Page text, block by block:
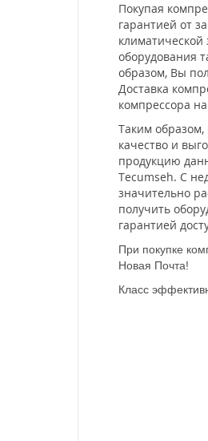
Покупая
гарантией от
оборудования
образом, Вы
Доставка
компрессора
Таким
качество и
продукцию
Tecumseh. С
значительно
получить
гарантией
При покупке
Новая Почта!
Класс